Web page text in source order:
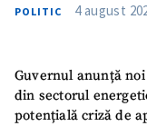
POLITIC 4 august
Guvernul anunță
din sectorul
potențială criză de